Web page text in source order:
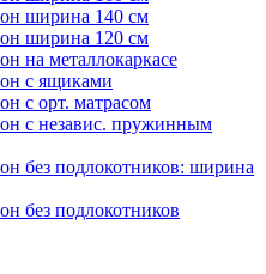
ширина 140 см
ширина 120 см
на металлокаркасе
c ящиками
c орт. матрасом
c независ. пружинным
без подлокотников: ширина
без подлокотников